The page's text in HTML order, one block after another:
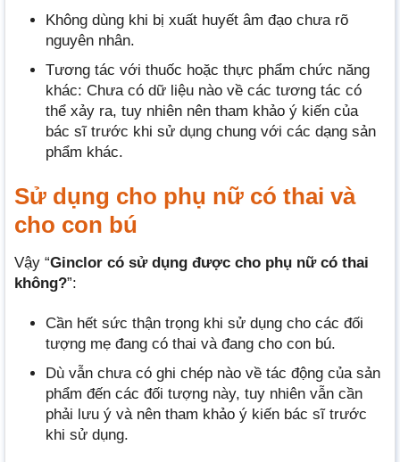
Không dùng khi bị xuất huyết âm đạo chưa rõ
nguyên nhân.
Tương tác với thuốc hoặc thực phẩm chức năng
khác: Chưa có dữ liệu nào về các tương tác có
thể xảy ra, tuy nhiên nên tham khảo ý kiến của
bác sĩ trước khi sử dụng chung với các dạng sản
phẩm khác.
Sử dụng cho phụ nữ có thai và
cho con bú
Vậy “Ginclor có sử dụng được cho phụ nữ có thai
không?”:
Cần hết sức thận trọng khi sử dụng cho các đối
tượng mẹ đang có thai và đang cho con bú.
Dù vẫn chưa có ghi chép nào về tác động của sản
phẩm đến các đối tượng này, tuy nhiên vẫn cần
phải lưu ý và nên tham khảo ý kiến bác sĩ trước
khi sử dụng.